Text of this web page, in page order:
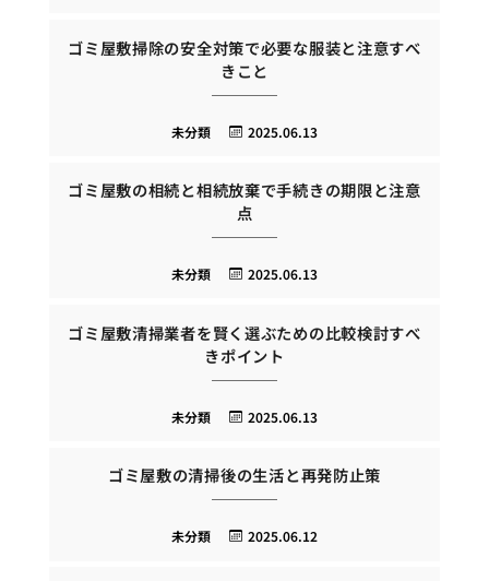
ゴミ屋敷掃除の安全対策で必要な服装と注意すべ
きこと
2025.06.13
未分類
ゴミ屋敷の相続と相続放棄で手続きの期限と注意
点
2025.06.13
未分類
ゴミ屋敷清掃業者を賢く選ぶための比較検討すべ
きポイント
2025.06.13
未分類
ゴミ屋敷の清掃後の生活と再発防止策
2025.06.12
未分類